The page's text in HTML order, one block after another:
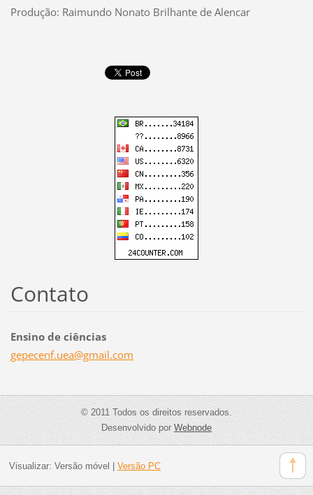
Produção: Raimundo Nonato Brilhante de Alencar
Contato
Ensino de ciências
gepecenf.uea@gmail.com
© 2011 Todos os direitos reservados.
Desenvolvido porWebnode
Visualizar: Versão móvel Versão PC